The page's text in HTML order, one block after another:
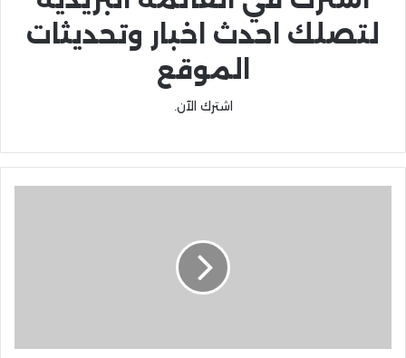
لتصلك احدث اخبار وتحديثات
الموقع
اشترك الآن.